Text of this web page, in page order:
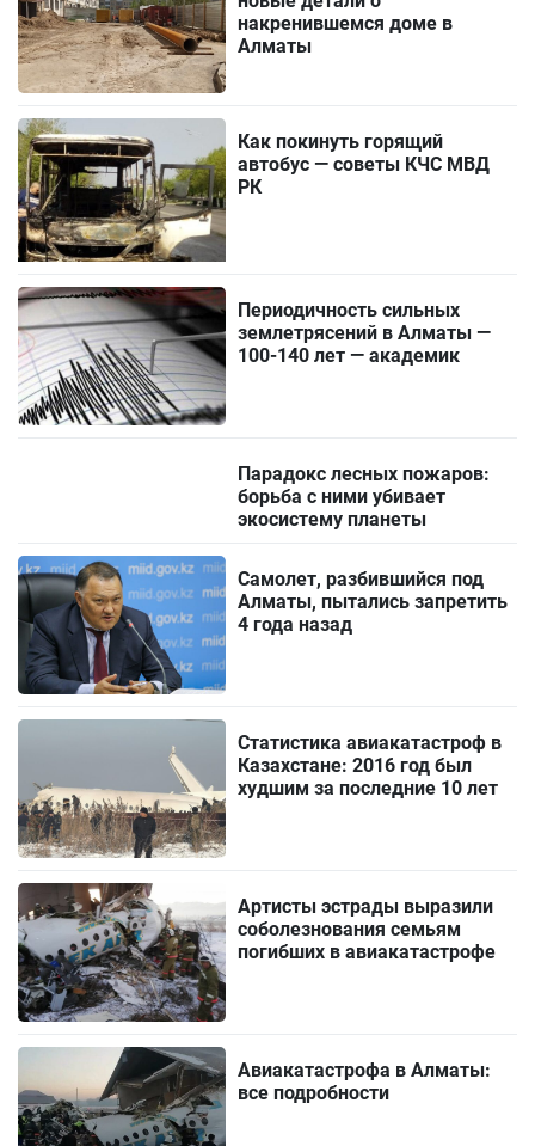
накренившемся доме в
Алматы
Как покинуть горящий
автобус — советы КЧС МВД
РК
Периодичность сильных
землетрясений в Алматы —
100-140 лет — академик
Парадокс лесных пожаров:
борьба с ними убивает
экосистему планеты
Самолет, разбившийся под
Алматы, пытались запретить
4 года назад
Статистика авиакатастроф в
Казахстане: 2016 год был
худшим за последние 10 лет
Артисты эстрады выразили
соболезнования семьям
погибших в авиакатастрофе
Авиакатастрофа в Алматы:
все подробности